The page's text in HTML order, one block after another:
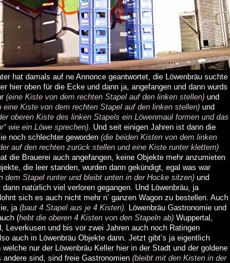
hat damals auf ne Annonce geantwortet, die Löwenbräu suchte
hier oben für die Ecke und dann ja, angefangen und dann wurds
(eine Kiste von dem rechten Stapel auf den linken stellen) und
eine Kiste von dem rechten Stapel auf den linken stellen) und
oberen Kiste des linken Stapels ein Löwenmaul formen und das
wie ein Löwe sprechen) . Und seit einigen Jahren ist dann die
noch schlechter geworden(die beiden Kisten von dem linken
auf den rechten zurück stellen und eine Kiste runter klettern)
die Brauerei auch angefangen, keine Objekte mehr anzumieten
die leer standen, wurden dann gekündigt, egal was war
dem Stapel runter und bleibt unten in der Hocke sitzen) und
dann natürlich viel verloren gegangen. Und Löwenbräu, ja
sich es auch nicht mehr n’ ganzen Wagon zu bestellen. Auch
ja(baut 4 Stapel aus je 4 Kisten) . Löwenbräu Gastronomie und
(hebt die oberen 4 Kisten von den Stapeln ab) Wuppertal,
Leverkusen und bis vor zwei Jahren auch noch Ratingen
auch in Löwenbräu Objekte dann. Jetzt gibt’s ja eigentlich
welche nur der Löwenbräu Keller hier in der Stadt und der goldene
andere sind, sind freie Gastronomien(bleibt mit den Kisten in der